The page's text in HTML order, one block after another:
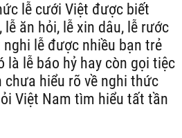
lễ cưới Việt được biết
ăn hỏi, lễ xin dâu, lễ rước
lễ được nhiều bạn trẻ
là lễ báo hỷ hay còn gọi tiệc
chưa hiểu rõ về nghi thức
Việt Nam tìm hiểu tất tần